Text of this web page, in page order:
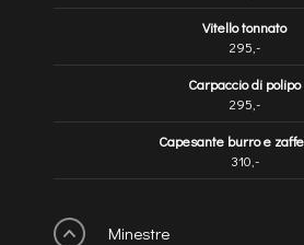
Vitello tonnato
295,-
Carpaccio di polipo
295,-
Capesante burro e
310,-
Minestre